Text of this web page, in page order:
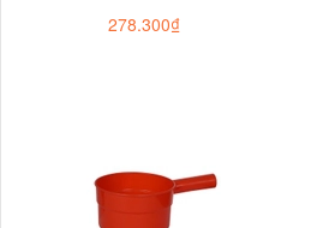
278.300₫